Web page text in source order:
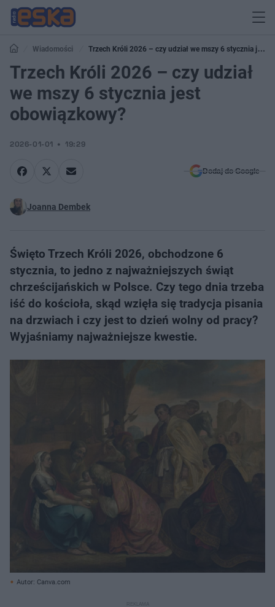
Wiadomości
Trzech Króli 2026 – czy udział we mszy 6 stycznia jest
obowiązkowy?
Trzech Króli 2026 – czy udział
we mszy 6 stycznia jest
obowiązkowy?
2026-01-01 19:29
Dodaj do Google
Joanna Dembek
Święto Trzech Króli 2026, obchodzone 6
stycznia, to jedno z najważniejszych świąt
chrześcijańskich w Polsce. Czy tego dnia trzeba
iść do kościoła, skąd wzięła się tradycja pisania
na drzwiach i czy jest to dzień wolny od pracy?
Wyjaśniamy najważniejsze kwestie.
Autor: Canva.com